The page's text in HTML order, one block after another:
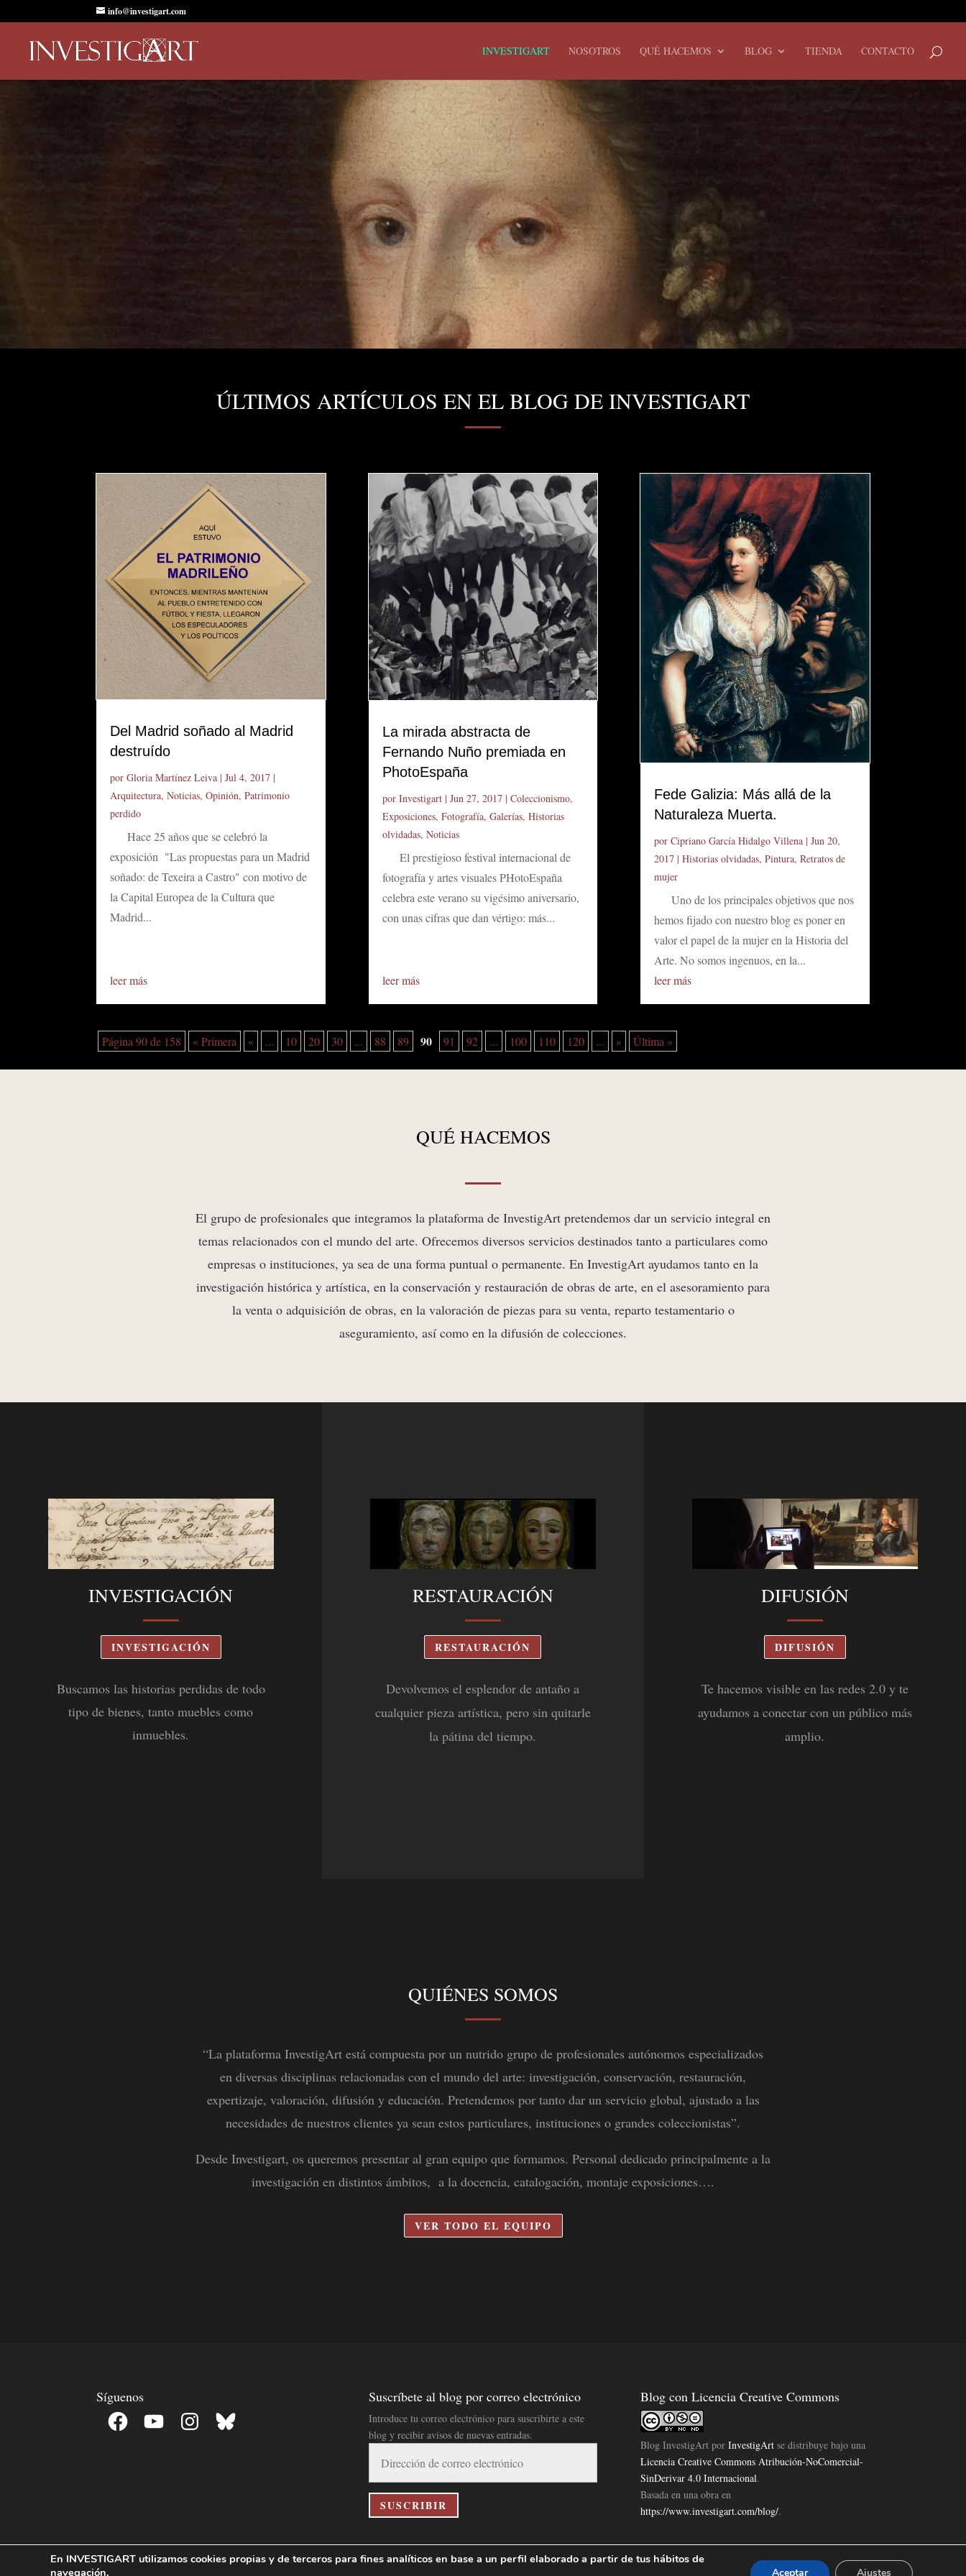
info@investigart.com
INVESTIGART NOSOTROS QUÉ HACEMOS BLOG TIENDA CONTACTO
ÚLTIMOS ARTÍCULOS EN EL BLOG DE INVESTIGART
Del Madrid soñado al Madrid
destruído
porGloria Martínez Leiva |Jul 4, 2017 |
Arquitectura,Noticias,Opinión,Patrimonio
perdido
Hace 25 años que se celebró la
exposición "Las propuestas para un Madrid
soñado: de Texeira a Castro" con motivo de
la Capital Europea de la Cultura que
Madrid...
leer más
La mirada abstracta de
Fernando Nuño premiada en
PhotoEspaña
por Investigart| Jun 27, 2017| Coleccionismo,
Exposiciones, Fotografía, Galerías, Historias
olvidadas, Noticias
El prestigioso festival internacional de
fotografía y artes visuales PHotoEspaña
celebra este verano su vigésimo aniversario,
con unas cifras que dan vértigo: más...
leer más
Fede Galizia: Más allá de la
Naturaleza Muerta.
por Cipriano García Hidalgo Villena| Jun 20,
2017| Historias olvidadas, Pintura, Retratos de
mujer
Uno de los principales objetivos que nos
hemos fijado con nuestro blog es poner en
valor el papel de la mujer en la Historia del
Arte. No somos ingenuos, en la...
leer más
Página 90 de 158 « Primera « ... 10 20 30 ... 88 89 90 91 92 ... 100 110 120 ... » Última »
QUÉ HACEMOS
El grupo de profesionales que integramos la plataforma de InvestigArt pretendemos dar un servicio integral en
temas relacionados con el mundo del arte. Ofrecemos diversos servicios destinados tanto a particulares como
empresas o instituciones, ya sea de una forma puntual o permanente. En InvestigArt ayudamos tanto en la
investigación histórica y artística, en la conservación y restauración de obras de arte, en el asesoramiento para
la venta o adquisición de obras, en la valoración de piezas para su venta, reparto testamentario o
aseguramiento, así como en la difusión de colecciones.
INVESTIGACIÓN
INVESTIGACIÓN
Buscamos las historias perdidas de todo
tipo de bienes, tanto muebles como
inmuebles.
RESTAURACIÓN
RESTAURACIÓN
Devolvemos el esplendor de antaño a
cualquier pieza artística, pero sin quitarle
la pátina del tiempo.
DIFUSIÓN
DIFUSIÓN
Te hacemos visible en las redes 2.0 y te
ayudamos a conectar con un público más
amplio.
QUIÉNES SOMOS
“La plataforma InvestigArt está compuesta por un nutrido grupo de profesionales autónomos especializados
en diversas disciplinas relacionadas con el mundo del arte: investigación, conservación, restauración,
expertizaje, valoración, difusión y educación. Pretendemos por tanto dar un servicio global, ajustado a las
necesidades de nuestros clientes ya sean estos particulares, instituciones o grandes coleccionistas”.
Desde Investigart, os queremos presentar al gran equipo que formamos. Personal dedicado principalmente a la
investigación en distintos ámbitos, a la docencia, catalogación, montaje exposiciones….
VER TODO EL EQUIPO
Síguenos
FacebookYouTube InstagramBluesky
Suscríbete al blog por correo electrónico
Introduce tu correo electrónico para suscribirte a este
blog y recibir avisos de nuevas entradas.
correo
electrónico
SUSCRIBIR
Blog con Licencia Creative Commons
Blog InvestigArtpor InvestigArtse distribuye bajo una
Licencia Creative Commons Atribución-NoComercial-
SinDerivar 4.0 Internacional.
Basada en una obra en
https://www.investigart.com/blog/.
En INVESTIGART utilizamos cookies propias y de terceros para fines analíticos en base a un perfil elaborado a partir de tus hábitos de
navegación.
Aceptar Ajustes